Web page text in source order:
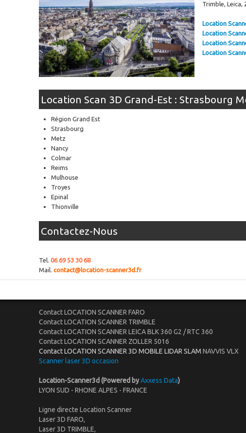
Trimble, Leica,
Location
Location
Location
Location
Location Scan 3D Grand-Est : Strasbourg
Région Grand Est
Strasbourg
Metz
Nancy
Colmar
Reims
Mulhouse
Troyes
Epinal
Thionville
Contactez-Nous
Tel. 06 69 53 30 68
Mail. contact@location-scanner3d.fr
Contact LOCATION SCANNER FARO
Contact LOCATION SCANNER TRIMBLE
Contact LOCATION SCANNER LEICA BLK 360 G2 / RTC 360
Contact LOCATION SCANNER ZOLLER 5016
Contact LOCATION SCANNER 3D MOBILE LIDAR SLAM NAVVIS VLX
Scanner laser 3D occasion
Location-Scanner3d (Powered byAxxess Data)
LYON SUD - RHONE ALPES - FRANCE
Ligne directe Location Scanner
Laser 3D FARO,
Laser 3D TRIMBLE,